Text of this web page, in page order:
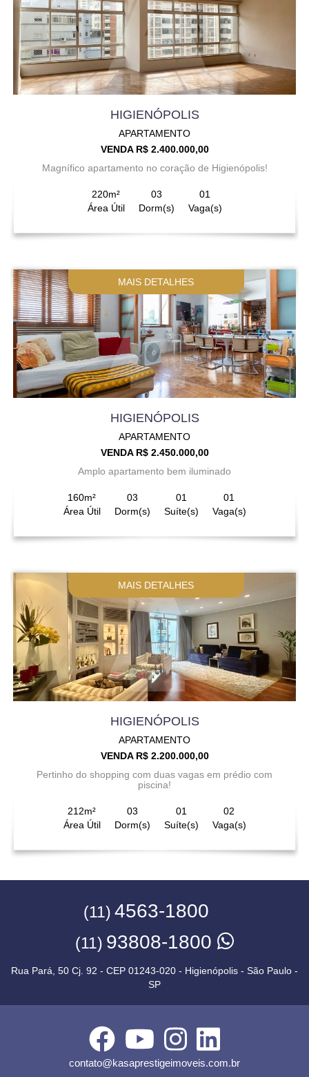
HIGIENÓPOLIS
APARTAMENTO
VENDA R$ 2.400.000,00
Magnífico apartamento no coração de Higienópolis!
220m²
Área Útil
03
Dorm(s)
01
Vaga(s)
MAIS DETALHES
HIGIENÓPOLIS
APARTAMENTO
VENDA R$ 2.450.000,00
Amplo apartamento bem iluminado
160m²
Área Útil
03
Dorm(s)
01
Suíte(s)
01
Vaga(s)
MAIS DETALHES
HIGIENÓPOLIS
APARTAMENTO
VENDA R$ 2.200.000,00
Pertinho do shopping com duas vagas em prédio com
piscina!
212m²
Área Útil
03
Dorm(s)
01
Suíte(s)
02
Vaga(s)
(11) 4563-1800
(11) 93808-1800
Rua Pará, 50 Cj. 92 - CEP 01243-020 - Higienópolis - São Paulo -
SP
contato@kasaprestigeimoveis.com.br